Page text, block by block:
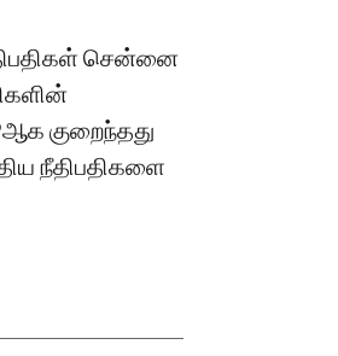
சென்னை
குறைந்தது
நீதிபதிகளை